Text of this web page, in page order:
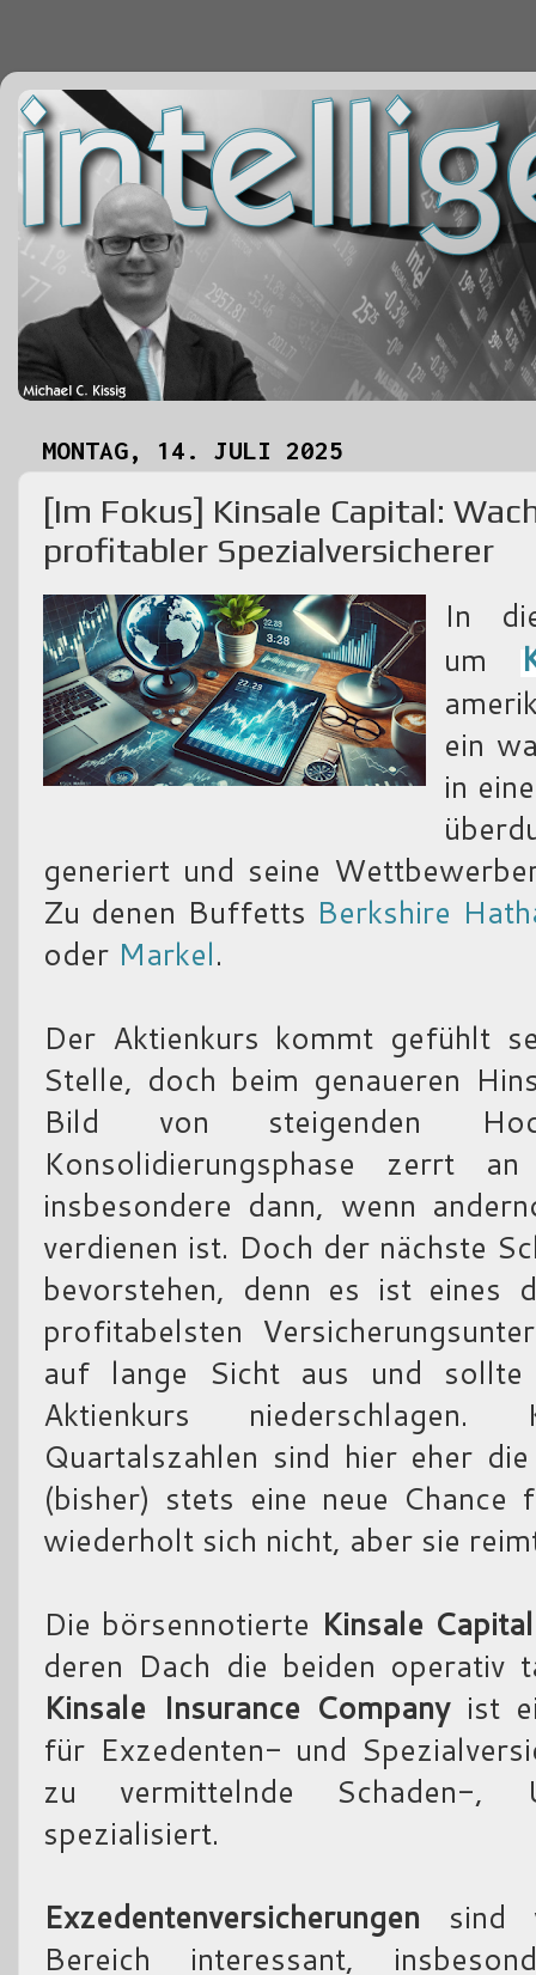
MONTAG, 14. JULI 2025
[Im Fokus] Kinsale Capital:
profitabler Spezialversicherer
In
um
ein
in
generiert und seine
Zu denen Buffetts Berkshire
oder Markel.
Der Aktienkurs kommt gefühlt
Stelle, doch beim genaueren
Bild von steigenden
Konsolidierungsphase zerrt
insbesondere dann, wenn
verdienen ist. Doch der nächste
bevorstehen, denn es ist eines
profitabelsten
auf lange Sicht aus und
Aktienkurs
Quartalszahlen sind hier eher
(bisher) stets eine neue Chance
wiederholt sich nicht, aber sie
Die börsennotierte Kinsale
deren Dach die beiden operativ
Kinsale Insurance Companyist
für Exzedenten- und
zu vermittelnde Schaden-,
spezialisiert.
Exzedentenversicherungen sind
Bereich interessant,